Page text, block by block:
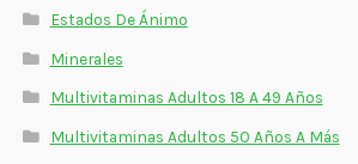
Estados De Ánimo
Minerales
Multivitaminas Adultos 18 A 49 Años
Multivitaminas Adultos 50 Años A Más